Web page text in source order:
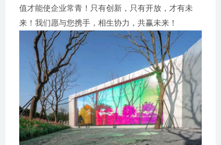
值才能使企业常青！只有创新，只有开放，才有未
来！我们愿与您携手，相生协力，共赢未来！